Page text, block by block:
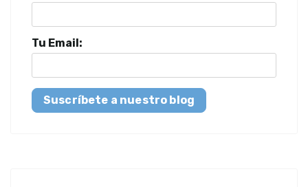
Tu Email:
Suscríbete a nuestro blog